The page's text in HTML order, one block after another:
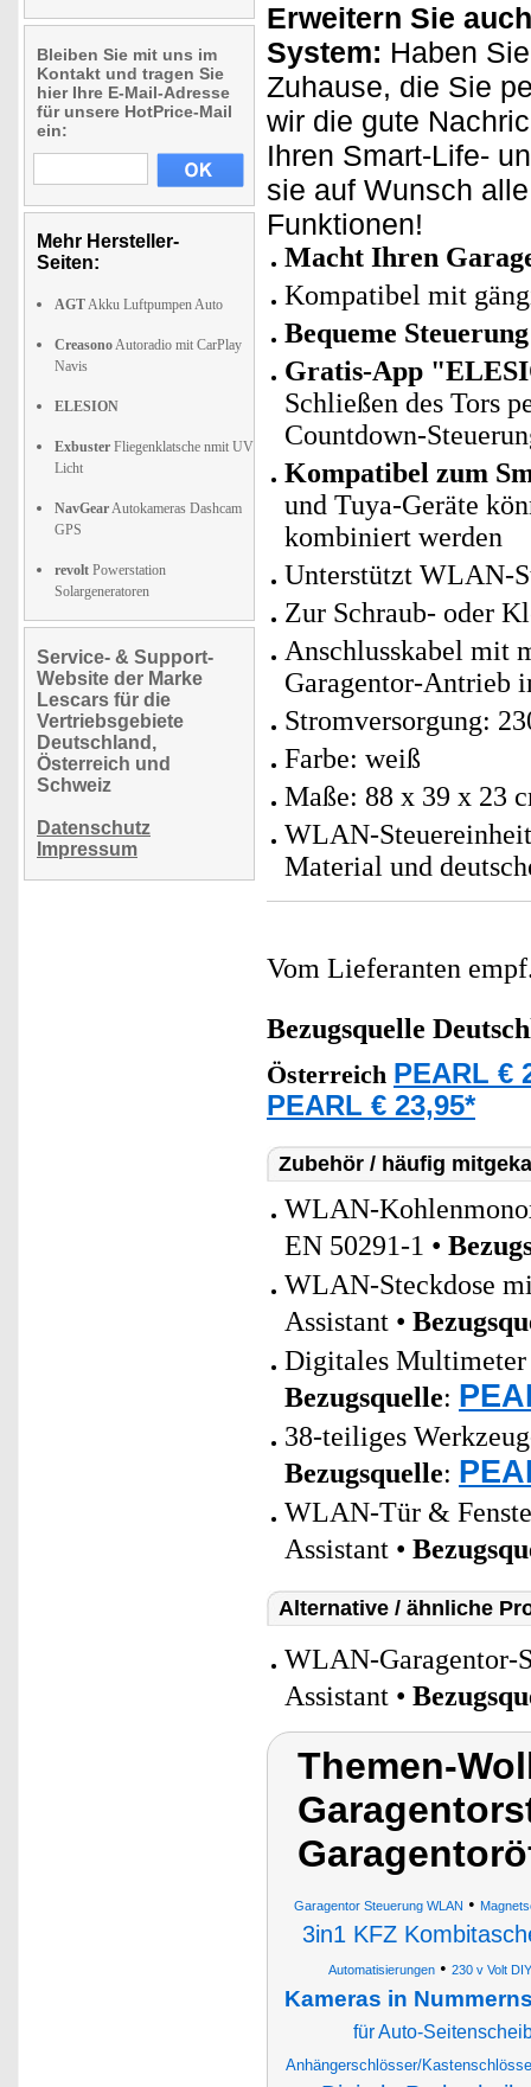
Bleiben Sie mit uns im
Kontakt und tragen Sie
hier Ihre E-Mail-Adresse
für unsere HotPrice-Mail
ein:
Mehr Hersteller-
Seiten:
AGTAkku Luftpumpen Auto
CreasonoAutoradio mit CarPlay
Navis
ELESION
Exbuster Fliegenklatsche nmit UV
Licht
NavGearAutokameras Dashcam
GPS
revolt Powerstation
Solargeneratoren
Service- & Support-
Website der Marke
Lescars für die
Vertriebsgebiete
Deutschland,
Österreich und
Schweiz
Datenschutz
Impressum
Erweitern Sie
System: Haben
Zuhause, die Sie
wir die gute
Ihren Smart-Life-
sie auf Wunsch
Funktionen!
Macht Ihren
Kompatibel mit
Bequeme
Gratis-App
Schließen des Tors
Countdown-
Kompatibel zum
und Tuya-Geräte
kombiniert werden
Unterstützt WLAN-
Zur Schraub- oder
Anschlusskabel mit
Garagentor-Antrieb
Stromversorgung:
Farbe: weiß
Maße: 88 x 39 x 23
WLAN-
Material und
Vom Lieferanten
Bezugsquelle
Österreich PEARL €
PEARL € 23,95*
Zubehör / häufig
WLAN-
EN 50291-1 •
WLAN-Steckdose
Assistant •
Digitales Multimeter
Bezugsquelle:
38-teiliges
Bezugsquelle:
WLAN-Tür &
Assistant •
Alternative / ähnliche
WLAN-Garagentor-
Assistant •
Themen-
Garagentor Steuerung WLAN •
3in1 KFZ
Automatisierungen• 230 v Volt
Kameras in
für Auto-
Anhängerschlösser/